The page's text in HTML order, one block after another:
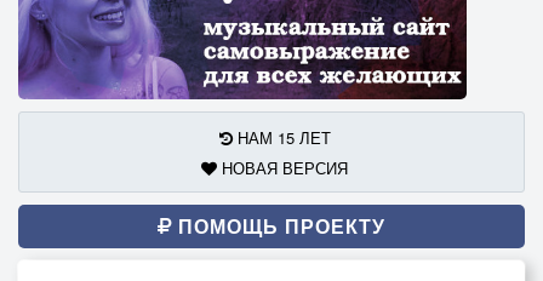
НАМ 15 ЛЕТ
НОВАЯ ВЕРСИЯ
ПОМОЩЬ ПРОЕКТУ